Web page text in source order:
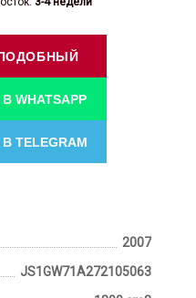
WHATSAPP
TELEGRAM
2007
JS1GW71A272105063